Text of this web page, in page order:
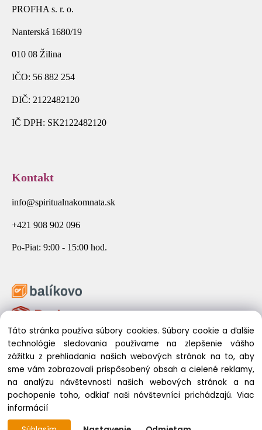
PROFHA s. r. o.
Nanterská 1680/19
010 08 Žilina
IČO: 56 882 254
DIČ: 2122482120
IČ DPH: SK2122482120
Kontakt
info@spiritualnakomnata.sk
+421 908 902 096
Po-Piat: 9:00 - 15:00 hod.
© 2026 Spirituálna Komnata. Všetky práva vyhradené.
Táto stránka používa súbory cookies. Súbory cookie a ďalšie
technológie sledovania používame na zlepšenie vášho
zážitku z prehliadania našich webových stránok na to, aby
sme vám zobrazovali prispôsobený obsah a cielené reklamy,
na analýzu návštevnosti našich webových stránok a na
pochopenie toho, odkiaľ naši návštevníci prichádzajú.Viac
informácií